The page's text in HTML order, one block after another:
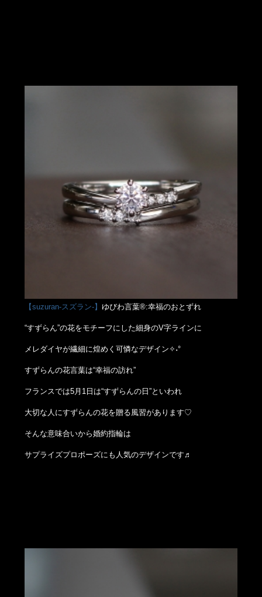
【suzuran-スズラン-】ゆびわ言葉®:幸福のおとずれ
“すずらん”の花をモチーフにした細身のV字ラインに
メレダイヤが繊細に煌めく可憐なデザイン✧˖°
すずらんの花言葉は“幸福の訪れ”
フランスでは5月1日は“すずらんの日”といわれ
大切な人にすずらんの花を贈る風習があります♡
そんな意味合いから婚約指輪は
サプライズプロポーズにも人気のデザインです♬